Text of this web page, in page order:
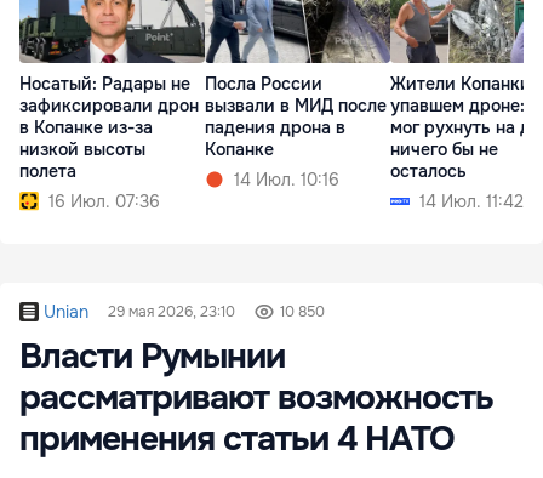
Носатый: Радары не
зафиксировали дрон
в Копанке из-за
низкой высоты
полета
16 Июл. 07:36
Посла России
вызвали в МИД после
падения дрона в
Копанке
14 Июл. 10:16
Жители Копанки
упавшем дроне:
мог рухнуть на
ничего бы не
осталось
14 Июл. 11:42
Unian 29 мая 2026, 23:10 10 850
Власти Румынии
рассматривают возможность
применения статьи 4 НАТО